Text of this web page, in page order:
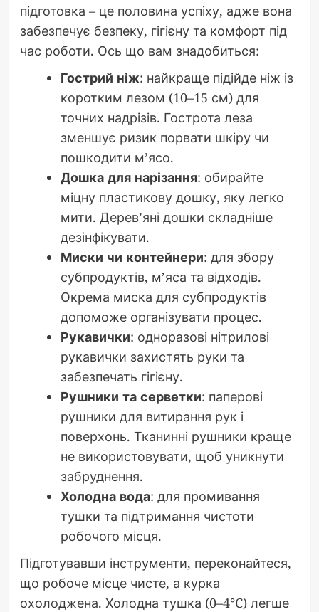
підготовка – це половина успіху, адже вона
забезпечує безпеку, гігієну та комфорт під
час роботи. Ось що вам знадобиться:
Гострий ніж: найкраще підійде ніж із
коротким лезом (10–15 см) для
точних надрізів. Гострота леза
зменшує ризик порвати шкіру чи
пошкодити м’ясо.
Дошка для нарізання: обирайте
міцну пластикову дошку, яку легко
мити. Дерев’яні дошки складніше
дезінфікувати.
Миски чи контейнери: для збору
субпродуктів, м’яса та відходів.
Окрема миска для субпродуктів
допоможе організувати процес.
Рукавички: одноразові нітрилові
рукавички захистять руки та
забезпечать гігієну.
Рушники та серветки: паперові
рушники для витирання рук і
поверхонь. Тканинні рушники краще
не використовувати, щоб уникнути
забруднення.
Холодна вода: для промивання
тушки та підтримання чистоти
робочого місця.
Підготувавши інструменти, переконайтеся,
що робоче місце чисте, а курка
охолоджена. Холодна тушка (0–4°C) легше